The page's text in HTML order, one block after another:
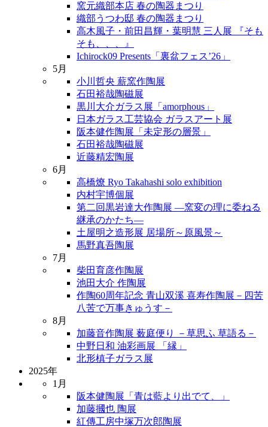
窯元織部本店 春の陶器まつり
織部うつわ邸 春の陶器まつり
高木風子・前田昌輝・葉明慧 三人展 『そも
そも、、、』
Ichirock09 Presents「裏盆フェス’26」
5月
小川哲央 薪窯作陶展
石田裕哉陶磁展
黒川大介ガラス展「amorphous」
日本ガラス工芸協会 ガラスアート展
阪本健作陶展「未定形の層景」
石田裕哉陶磁展
近藤精宏陶展
6月
高橋燎 Ryo Takahashi solo exhibition
内村宇博個展
第二回黒岩達大作陶展 ―窯変の理に委ねる
継承のかたち―
土屋明之造形展 居場所～原風景～
馬野真吾陶展
7月
柴田育彦作陶展
池田大介 作陶展
作陶60周年記念 青山双溪 喜寿作陶展－四苦
八苦で万事きゅうす－
8月
加藤音作陶展 薮庭便り －草思ふ 草語る－
中野日和 油彩画展 「縁」
北形槙子ガラス展
2025年
1月
阪本健陶展「青は藍より出でて、」
加藤摑也 陶展
紅傳工房中塚万次郎陶展